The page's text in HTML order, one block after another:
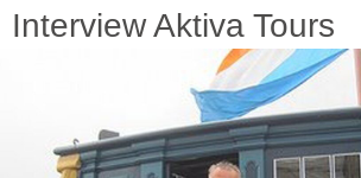
Interview Aktiva Tours